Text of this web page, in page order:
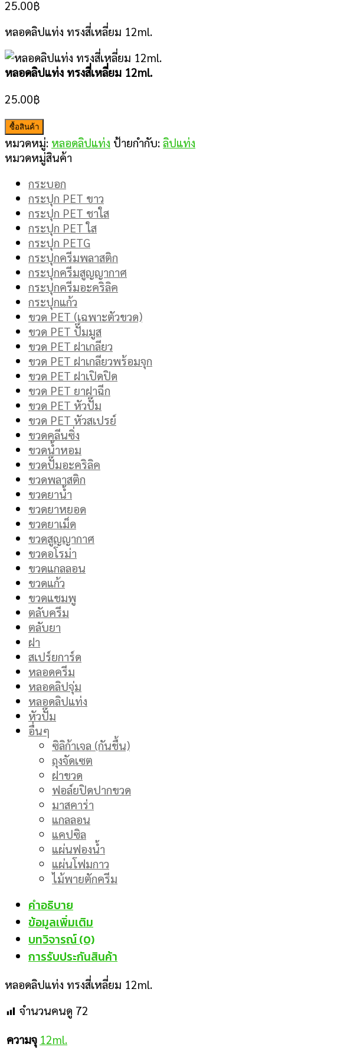
25.00฿
หลอดลิปแท่ง ทรงสี่เหลี่ยม 12ml.
หลอดลิปแท่ง ทรงสี่เหลี่ยม 12ml.
25.00฿
ซื้อสินค้า
หมวดหมู่: หลอดลิปแท่ง ป้ายกำกับ: ลิปแท่ง
หมวดหมู่สินค้า
กระบอก
กระปุก PET ขาว
กระปุก PET ชาใส
กระปุก PET ใส
กระปุก PETG
กระปุกครีมพลาสติก
กระปุกครีมสูญญากาศ
กระปุกครีมอะคริลิค
กระปุกแก้ว
ขวด PET (เฉพาะตัวขวด)
ขวด PET ปั๊มมูส
ขวด PET ฝาเกลียว
ขวด PET ฝาเกลียวพร้อมจุก
ขวด PET ฝาเปิดปิด
ขวด PET ยาฝาฉีก
ขวด PET หัวปั๊ม
ขวด PET หัวสเปรย์
ขวดคลีนซิ่ง
ขวดน้ำหอม
ขวดปั๊มอะคริลิค
ขวดพลาสติก
ขวดยาน้ำ
ขวดยาหยอด
ขวดยาเม็ด
ขวดสูญญากาศ
ขวดอโรม่า
ขวดแกลลอน
ขวดแก้ว
ขวดแชมพู
ตลับครีม
ตลับยา
ฝา
สเปร์ยการ์ด
หลอดครีม
หลอดลิปจุ่ม
หลอดลิปแท่ง
หัวปั๊ม
อื่นๆ
ซิลิก้าเจล (กันชื้น)
ถุงจัดเซต
ฝาขวด
ฟอล์ยปิดปากขวด
มาสคาร่า
แกลลอน
แคปซิล
แผ่นฟองน้ำ
แผ่นโฟมกาว
ไม้พายตักครีม
คำอธิบาย
ข้อมูลเพิ่มเติม
บทวิจารณ์ (0)
การรับประกันสินค้า
หลอดลิปแท่ง ทรงสี่เหลี่ยม 12ml.
จำนวนคนดู 72
ความจุ 12ml.